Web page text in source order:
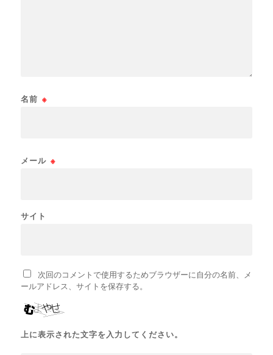
名前 ※
メール ※
サイト
次回のコメントで使用するためブラウザーに自分の名前、メ
ールアドレス、サイトを保存する。
上に表示された文字を入力してください。